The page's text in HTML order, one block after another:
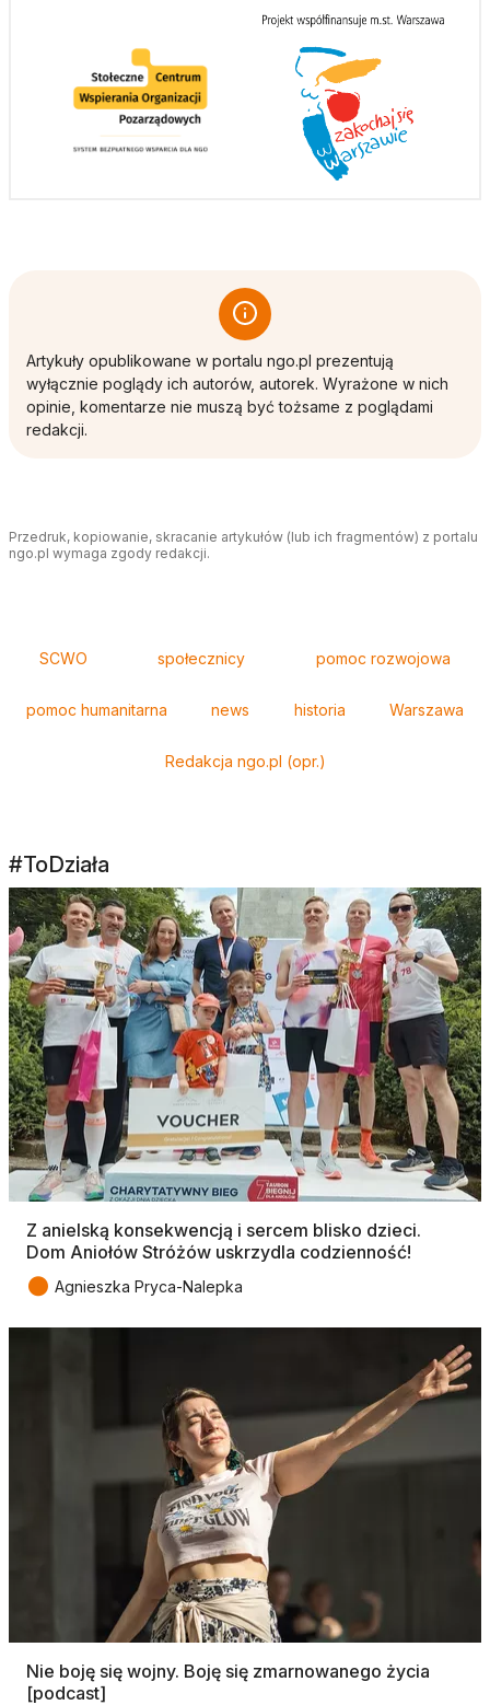
Artykuły opublikowane w portalu ngo.pl prezentują
wyłącznie poglądy ich autorów, autorek. Wyrażone w nich
opinie, komentarze nie muszą być tożsame z poglądami
redakcji.
Przedruk, kopiowanie, skracanie artykułów (lub ich fragmentów) z portalu
ngo.pl wymaga zgody redakcji.
SCWO społecznicy pomoc rozwojowa
pomoc humanitarna news historia Warszawa
Redakcja ngo.pl (opr.)
#ToDziała
Z anielską konsekwencją i sercem blisko dzieci.
Dom Aniołów Stróżów uskrzydla codzienność!
● Agnieszka Pryca-Nalepka
Nie boję się wojny. Boję się zmarnowanego życia
[podcast]